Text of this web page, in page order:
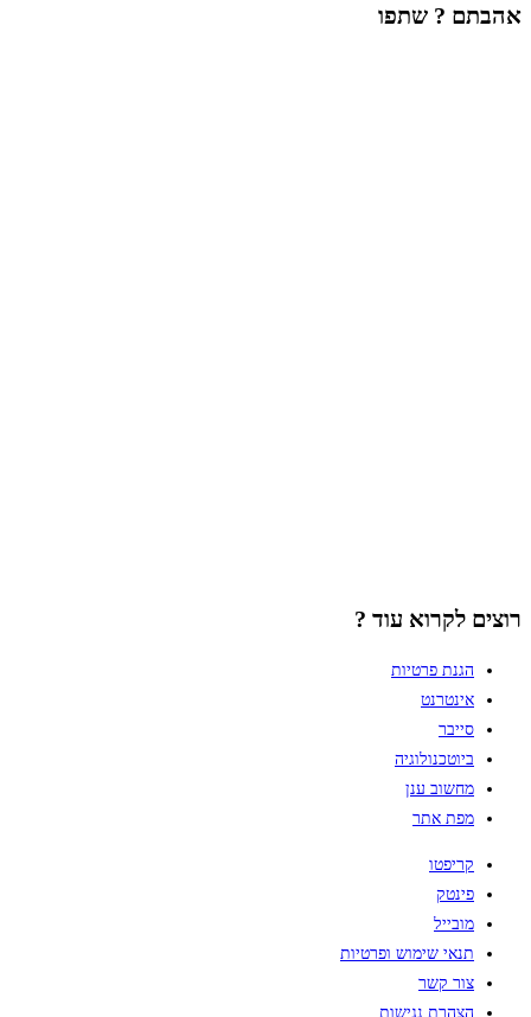
אהבתם ? שתפו
רוצים לקרוא עוד ?
הגנת פרטיות
אינטרנט
סייבר
ביוטכנולוגיה
מחשוב ענן
מפת אתר
קריפטו
פינטק
מובייל
תנאי שימוש ופרטיות
צור קשר
הצהרת נגישות